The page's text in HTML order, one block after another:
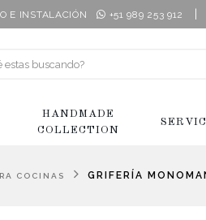
E INSTALACIÓN +51 989 253 912
HANDMADE
COLLECTION
COCINAS GRIFERÍA